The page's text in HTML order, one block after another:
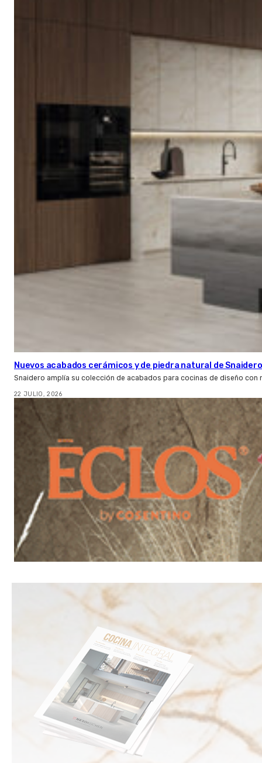
Nuevos acabados cerámicos y de piedra natural de Snaidero
Snaidero amplía su colección de acabados para cocinas de diseño
22 JULIO, 2026